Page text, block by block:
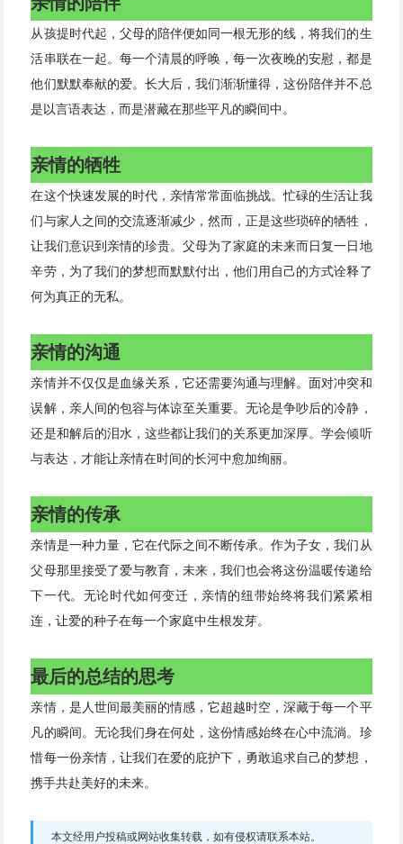
从孩提时代起，父母的陪伴便如同一根无形的线，将我们的生
活串联在一起。每一个清晨的呼唤，每一次夜晚的安慰，都是
他们默默奉献的爱。长大后，我们渐渐懂得，这份陪伴并不总
是以言语表达，而是潜藏在那些平凡的瞬间中。
亲情的牺牲
在这个快速发展的时代，亲情常常面临挑战。忙碌的生活让我
们与家人之间的交流逐渐减少，然而，正是这些琐碎的牺牲，
让我们意识到亲情的珍贵。父母为了家庭的未来而日复一日地
辛劳，为了我们的梦想而默默付出，他们用自己的方式诠释了
何为真正的无私。
亲情的沟通
亲情并不仅仅是血缘关系，它还需要沟通与理解。面对冲突和
误解，亲人间的包容与体谅至关重要。无论是争吵后的冷静，
还是和解后的泪水，这些都让我们的关系更加深厚。学会倾听
与表达，才能让亲情在时间的长河中愈加绚丽。
亲情的传承
亲情是一种力量，它在代际之间不断传承。作为子女，我们从
父母那里接受了爱与教育，未来，我们也会将这份温暖传递给
下一代。无论时代如何变迁，亲情的纽带始终将我们紧紧相
连，让爱的种子在每一个家庭中生根发芽。
最后的总结的思考
亲情，是人世间最美丽的情感，它超越时空，深藏于每一个平
凡的瞬间。无论我们身在何处，这份情感始终在心中流淌。珍
惜每一份亲情，让我们在爱的庇护下，勇敢追求自己的梦想，
携手共赴美好的未来。
本文经用户投稿或网站收集转载，如有侵权请联系本站。